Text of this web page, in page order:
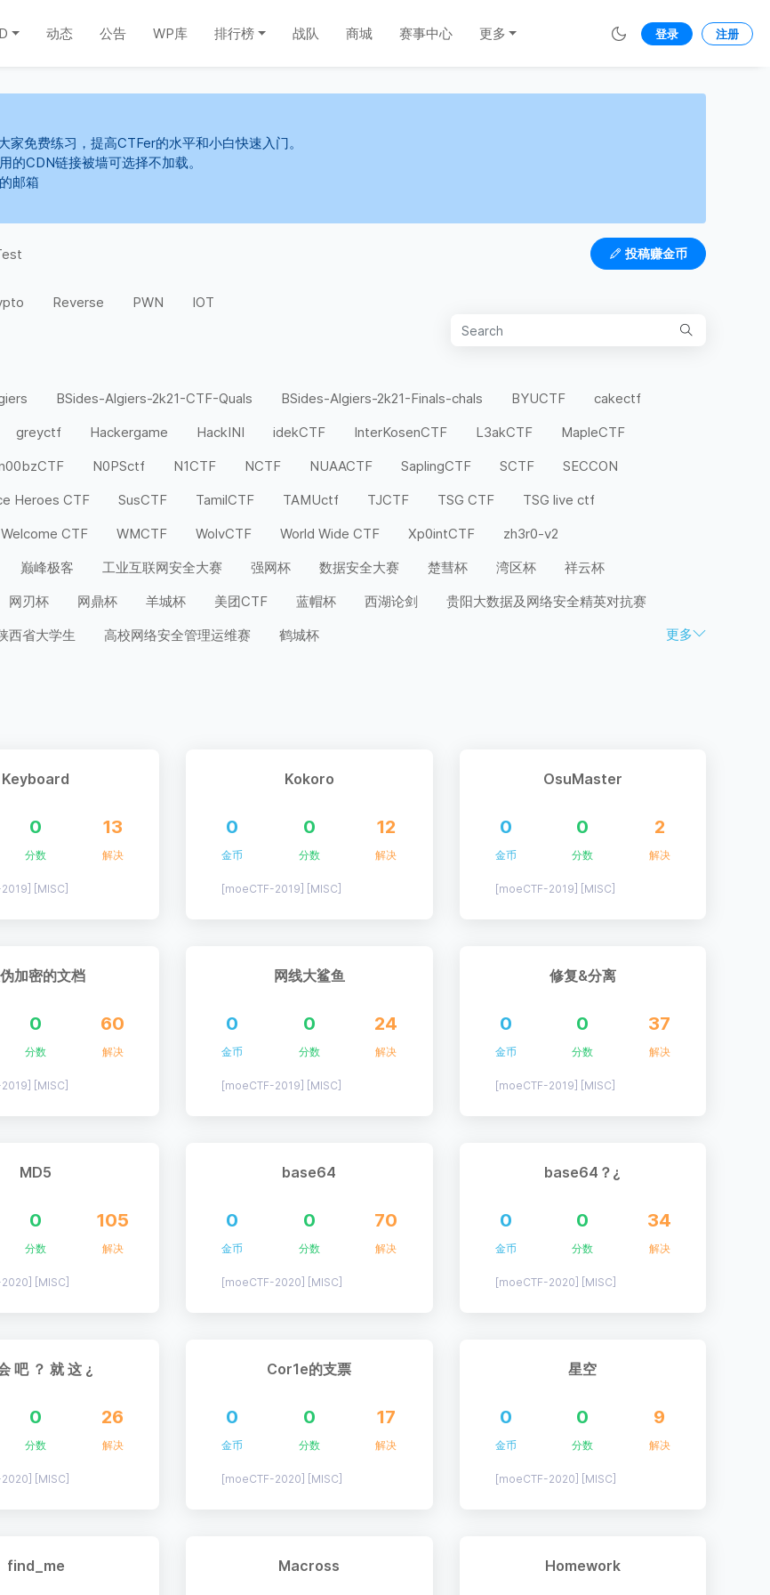
动态 公告 WP库 排行榜 战队 商城 赛事中心 更多 登录 注册
免费练习，提高CTFer的水平和小白快速入门。
CDN链接被墙可选择不加载。
邮箱
Reverse PWN IOT
投稿赚金币
BSides-Algiers-2k21-CTF-Quals BSides-Algiers-2k21-Finals-chals BYUCTF
cakectf
greyctf Hackergame HackINI idekCTF InterKosenCTF L3akCTF
MapleCTF
N0PSctf N1CTF NCTF NUAACTF SaplingCTF SCTF
SECCON
Heroes CTF SusCTF TamilCTF TAMUctf TJCTF TSG CTF
TSG live ctf
Welcome CTF WMCTF WolvCTF World Wide CTF Xp0intCTF
zh3r0-v2
巅峰极客 工业互联网安全大赛 强网杯 数据安全大赛 楚彗杯 湾区杯
祥云杯
网刃杯 网鼎杯 羊城杯 美团CTF 蓝帽杯 西湖论剑
贵阳大数据及网络安全精英对抗赛
西省大学生 高校网络安全管理运维赛 鹤城杯 更多
Keyboard
0
分数
13
解决
[MISC]
Kokoro
0
金币
0
分数
12
解决
[moeCTF-2019] [MISC]
OsuMaster
0
金币
0
分数
2
解决
[moeCTF-2019] [MISC]
加密的文档
0
分数
60
解决
[MISC]
网线大鲨鱼
0
金币
0
分数
24
解决
[moeCTF-2019] [MISC]
修复&分离
0
金币
0
分数
37
解决
[moeCTF-2019] [MISC]
MD5
0
分数
105
解决
[MISC]
base64
0
金币
0
分数
70
解决
[moeCTF-2020] [MISC]
base64？¿
0
金币
0
分数
34
解决
[moeCTF-2020] [MISC]
吧 ？ 就 这 ¿
0
分数
26
解决
[MISC]
Cor1e的支票
0
金币
0
分数
17
解决
[moeCTF-2020] [MISC]
星空
0
金币
0
分数
9
解决
[moeCTF-2020] [MISC]
find_me Macross Homework